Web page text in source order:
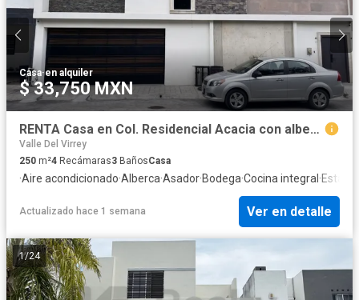
Casa·en alquiler
$ 33,750 MXN
RENTA Casa en Col. Residencial Acacia con alberca privada, Guadalupe, N.L.
Valle Del Virrey
250 m²4 Recámaras3 BañosCasa
·Aire acondicionado·Alberca·Asador·Bodega·Cocina integral ·
Actualizado hace 1 semana Ver en detalle
1/24